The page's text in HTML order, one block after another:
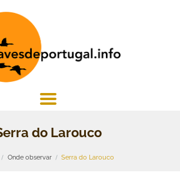
do Larouco
Onde observar Serra do Larouco